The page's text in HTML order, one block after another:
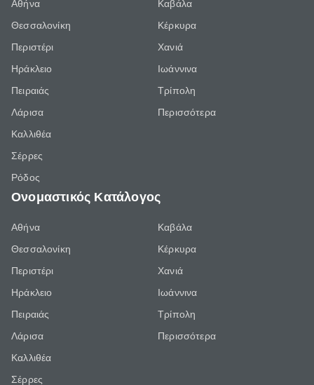
Αθήνα
Θεσσαλονίκη
Περιστέρι
Ηράκλειο
Πειραιάς
Λάρισα
Καλλιθέα
Σέρρες
Ρόδος
Καβάλα
Κέρκυρα
Χανιά
Ιωάννινα
Τρίπολη
Περισσότερα
Ονομαστικός Κατάλογος
Αθήνα
Θεσσαλονίκη
Περιστέρι
Ηράκλειο
Πειραιάς
Λάρισα
Καλλιθέα
Σέρρες
Καβάλα
Κέρκυρα
Χανιά
Ιωάννινα
Τρίπολη
Περισσότερα